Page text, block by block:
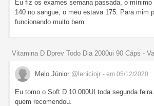
Eu fiz os exames semana passada, o
140 no sangue, o meu estava 175. Para mim
funcionando muito bem.
Vitamina D Dprev Todo Dia 2000ui 90 Cáps -
Melo Júnior @leniciojr - em 05/12/2020
Eu tomo o Soft D 10.000UI toda segunda
quem recomendou.